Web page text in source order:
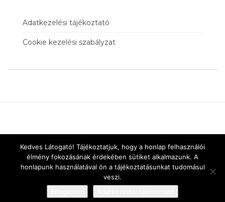
Adatkezelési tájékoztató
Cookie kezelési szabályzat
Kedves Látogató! Tájékoztatjuk, hogy a honlap felhasználói
élmény fokozásának érdekében sütiket alkalmazunk. A
honlapunk használatával ön a tájékoztatásunkat tudomásul
veszi.